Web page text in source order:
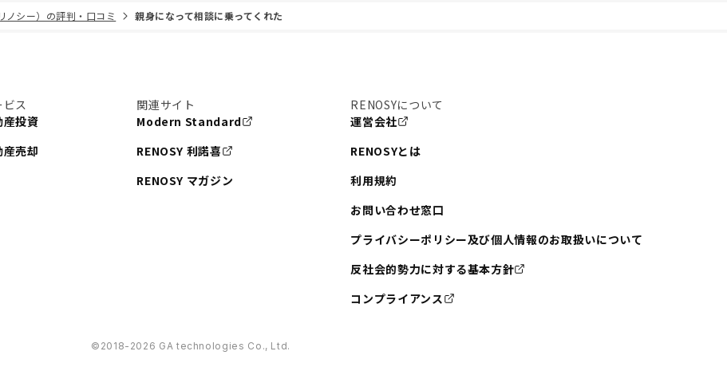
ノシー）の評判・口コミ 親身になって相談に乗ってくれた
ス
産投資
産売却
関連サイト
Modern Standard
RENOSY 利諾喜
RENOSY マガジン
RENOSYについて
運営会社
RENOSYとは
利用規約
お問い合わせ窓口
プライバシーポリシー及び個人情報のお取扱いについて
反社会的勢力に対する基本方針
コンプライアンス
©︎2018-2026 GA technologies Co., Ltd.